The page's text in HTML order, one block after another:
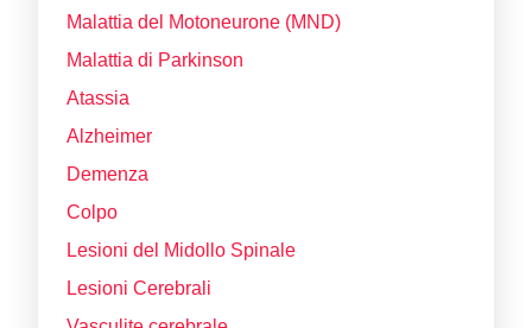
Malattia del Motoneurone (MND)
Malattia di Parkinson
Atassia
Alzheimer
Demenza
Colpo
Lesioni del Midollo Spinale
Lesioni Cerebrali